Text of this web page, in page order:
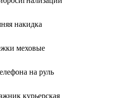
накидка
меховые
на руль
курьерская